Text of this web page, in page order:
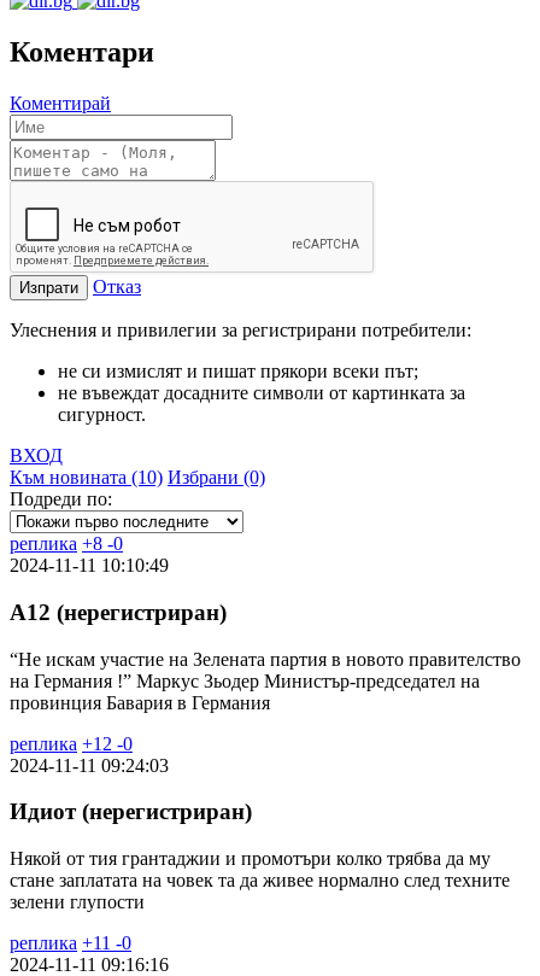
Коментари
Коментирай
Изпрати Отказ
Улеснения и привилегии за регистрирани потребители:
не си измислят и пишат прякори всеки път;
не въвеждат досадните символи от картинката за
сигурност.
ВХОД
Към новината (10) Избрани (0)
Подреди по:
реплика +8 -0
2024-11-11 10:10:49
А12 (нерегистриран)
“Не искам участие на Зелената партия в новото правителство
на Германия !” Маркус Зьодер Министър-председател на
провинция Бавария в Германия
реплика +12 -0
2024-11-11 09:24:03
Идиот (нерегистриран)
Някой от тия грантаджии и промотъри колко трябва да му
стане заплатата на човек та да живее нормално след техните
зелени глупости
реплика +11 -0
2024-11-11 09:16:16